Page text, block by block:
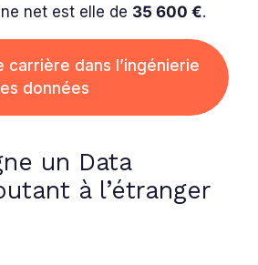
net est elle de 35 600 €.
carrière dans l’ingénierie
données
un Data
à l’étranger